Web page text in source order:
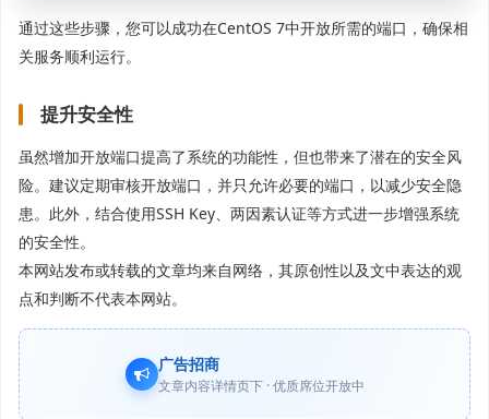
通过这些步骤，您可以成功在CentOS 7中开放所需的端口，确保相
关服务顺利运行。
提升安全性
虽然增加开放端口提高了系统的功能性，但也带来了潜在的安全风
险。建议定期审核开放端口，并只允许必要的端口，以减少安全隐
患。此外，结合使用SSH Key、两因素认证等方式进一步增强系统
的安全性。
本网站发布或转载的文章均来自网络，其原创性以及文中表达的观
点和判断不代表本网站。
广告招商
文章内容详情页下 · 优质席位开放中